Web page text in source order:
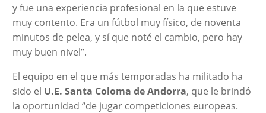
y fue una experiencia profesional en la que estuve
muy contento. Era un fútbol muy físico, de noventa
minutos de pelea, y sí que noté el cambio, pero hay
muy buen nivel”.
El equipo en el que más temporadas ha militado ha
sido el U.E. Santa Coloma de Andorra, que le brindó
la oportunidad “de jugar competiciones europeas.